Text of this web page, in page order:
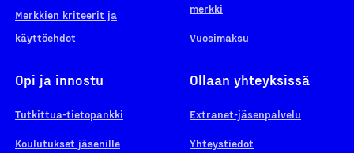
Merkkien kriteerit ja
käyttöehdot
merkki
Vuosimaksu
Opi ja innostu
Tutkittua-tietopankki
Koulutukset jäsenille
Ollaan yhteyksissä
Extranet-jäsenpalvelu
Yhteystiedot